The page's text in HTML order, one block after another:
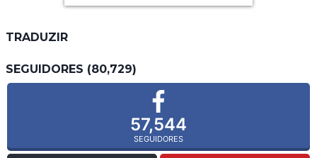
TRADUZIR
SEGUIDORES (80,729)
57,544
SEGUIDORES